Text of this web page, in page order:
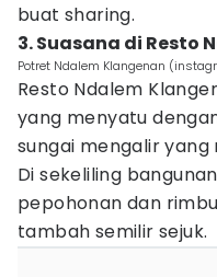
buat sharing.
3. Suasana di Resto
Potret Ndalem Klangenan
Resto Ndalem
yang menyatu
sungai mengalir
Di sekeliling
pepohonan dan
tambah semilir sejuk.